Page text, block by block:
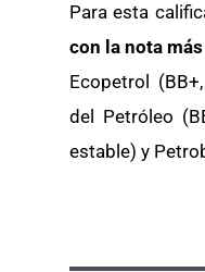
Para esta
con la nota
Ecopetrol
del Petróleo
estable) y